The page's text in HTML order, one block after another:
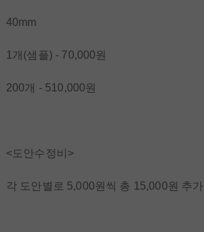
40mm
1개(샘플) - 70,000원
200개 - 510,000원
<도안수정비>
각 도안별로 5,000원씩 총 15,000원 추가